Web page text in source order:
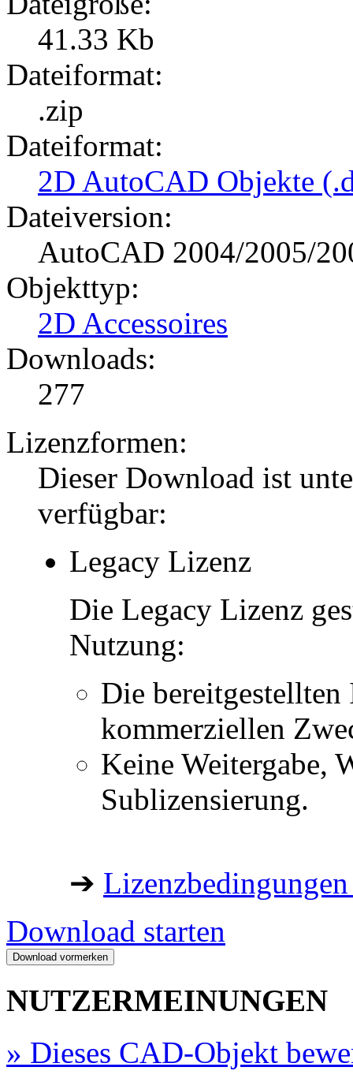
41.33 Kb
Dateiformat:
.zip
Dateiformat:
2D AutoCAD Objekte
Dateiversion:
AutoCAD 2004/2005/
Objekttyp:
2D Accessoires
Downloads:
277
Lizenzformen:
Dieser Download ist
verfügbar:
Legacy Lizenz
Die Legacy Lizenz
Nutzung:
Die
kommerziellen
Keine Weitergabe,
Sublizensierung.
➔
Download starten
NUTZERMEINUNGEN
» Dieses CAD-Objekt